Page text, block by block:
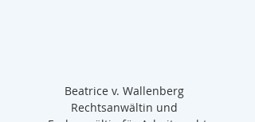
Beatrice v. Wallenberg
Rechtsanwältin und